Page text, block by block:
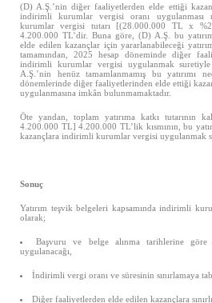
(D) A.Ş.’nin diğer faaliyetlerden elde ettiği
indirimli kurumlar vergisi oranı uygulanması
kurumlar vergisi tutarı [(28.000.000 TL x
4.200.000 TL’dir. Buna göre, (D) A.Ş. bu
elde edilen kazançlar için yararlanabileceği
tamamından, 2025 hesap döneminde diğer
indirimli kurumlar vergisi uygulanmak suretiyle
A.Ş.’nin henüz tamamlanmamış bu yatırımı
dönemlerinde diğer faaliyetlerinden elde ettiği
uygulanmasına imkân bulunmamaktadır.
Öte yandan, toplam yatırıma katkı
4.200.000 TL] 4.200.000 TL’lik kısmının, bu
kazançlara indirimli kurumlar vergisi uygulanmak
Sonuç
Yatırım teşvik belgeleri kapsamında indirimli
olarak;
Başvuru ve belge alınma tarihlerine
uygulanacağı,
İndirimli vergi oranı ve süresinin sınırlamaya
Diğer faaliyetlerden elde edilen kazançlara